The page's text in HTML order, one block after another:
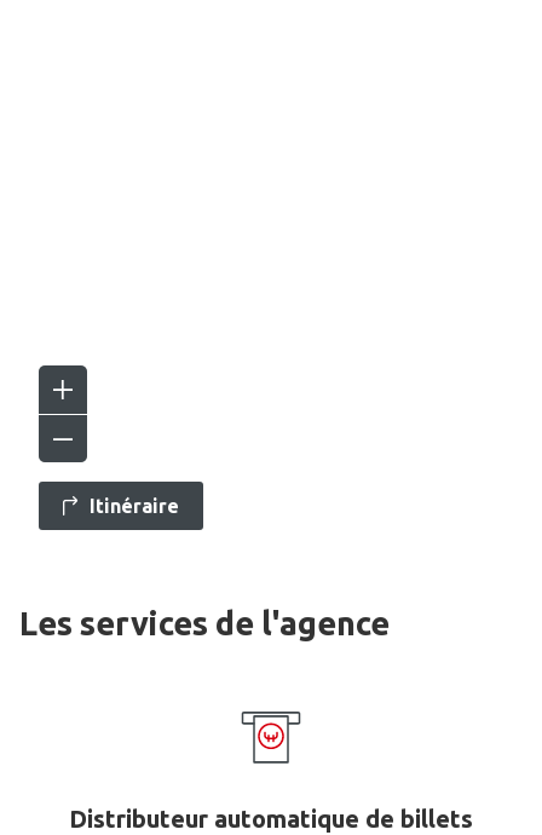
Itinéraire
Les services de l'agence
Distributeur automatique de billets